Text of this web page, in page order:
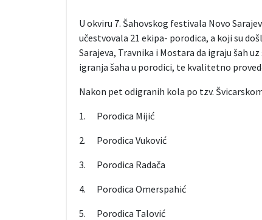
U okviru 7. Šahovskog festivala Novo
učestvovala 21 ekipa- porodica, a koji su
Sarajeva, Travnika i Mostara da igraju šah
igranja šaha u porodici, te kvalitetno
Nakon pet odigranih kola po tzv.
1. Porodica Mijić
2. Porodica Vuković
3. Porodica Radača
4. Porodica Omerspahić
5. Porodica Talović